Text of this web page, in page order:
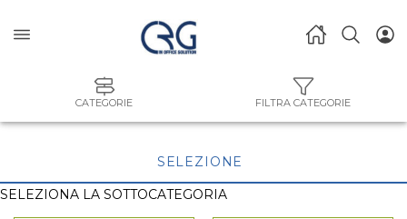
CATEGORIE FILTRA CATEGORIE
SELEZIONE
SELEZIONA LA SOTTOCATEGORIA